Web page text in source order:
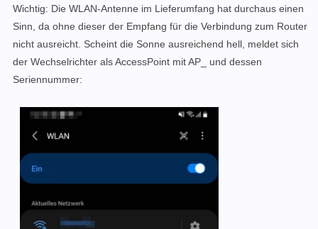
Wichtig: Die WLAN-Antenne im Lieferumfang hat durchaus einen
Sinn, da ohne dieser der Empfang für die Verbindung zum Router
nicht ausreicht. Scheint die Sonne ausreichend hell, meldet sich
der Wechselrichter als AccessPoint mit AP_ und dessen
Seriennummer: